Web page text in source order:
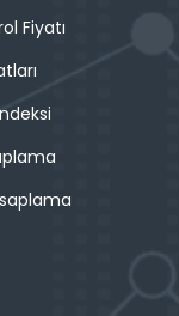
Fiyatı